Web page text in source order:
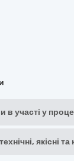
участі у
якісні